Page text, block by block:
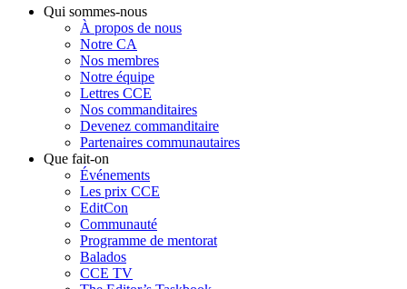
Qui sommes-nous
À propos de nous
Notre CA
Nos membres
Notre équipe
Lettres CCE
Nos commanditaires
Devenez commanditaire
Partenaires communautaires
Que fait-on
Événements
Les prix CCE
EditCon
Communauté
Programme de mentorat
Balados
CCE TV